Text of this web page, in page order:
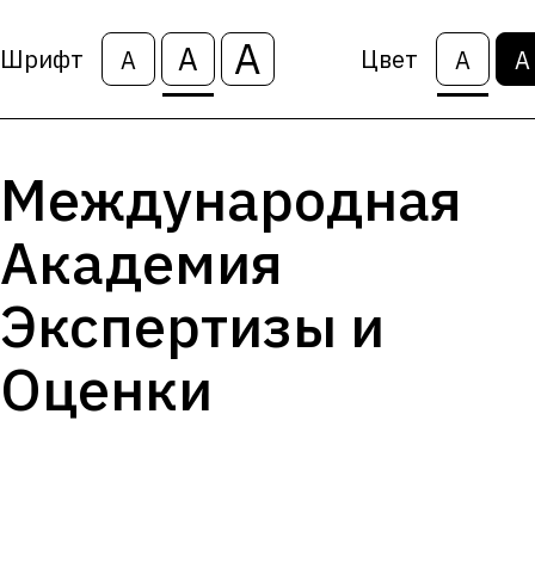
Шрифт А А А Цвет А А
Международная
Академия
Экспертизы и
Оценки